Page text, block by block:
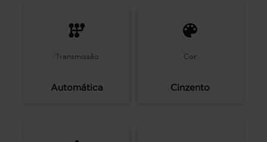
Transmissão
Automática
Cor
Cinzento